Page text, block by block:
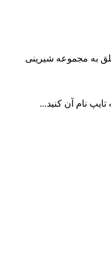
به مجموعه شیرینی
نام آن کنید...